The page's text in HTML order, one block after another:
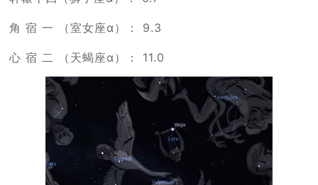
角 宿 一 （室女座α）： 9.3
心 宿 二 （天蝎座α）： 11.0